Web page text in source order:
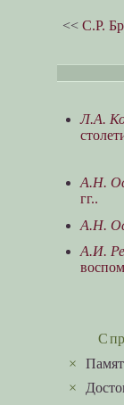
<< С.Р.
Л.А.
А.Н.
гг..
А.Н.
A.И.
×